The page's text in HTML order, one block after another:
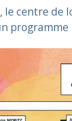
le centre